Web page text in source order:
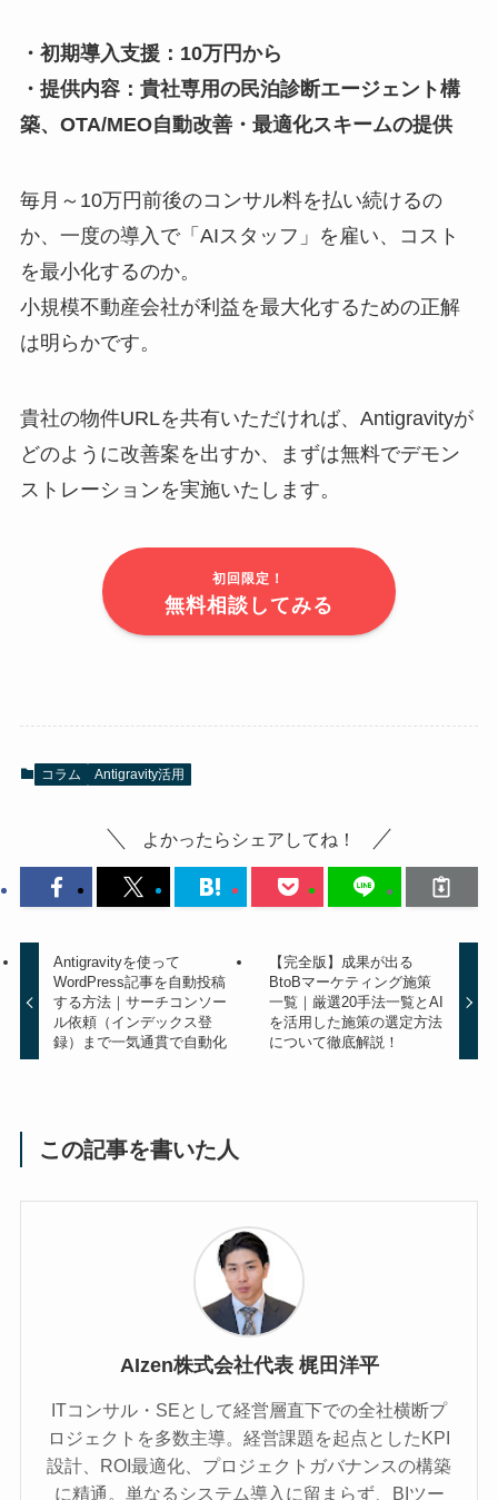
・初期導入支援：10万円から
・提供内容：貴社専用の民泊診断エージェント構
築、OTA/MEO自動改善・最適化スキームの提供
毎月～10万円前後のコンサル料を払い続けるの
か、一度の導入で「AIスタッフ」を雇い、コスト
を最小化するのか。
小規模不動産会社が利益を最大化するための正解
は明らかです。
貴社の物件URLを共有いただければ、Antigravityが
どのように改善案を出すか、まずは無料でデモン
ストレーションを実施いたします。
初回限定！
無料相談してみる
コラム Antigravity活用
よかったらシェアしてね！
Antigravityを使って
WordPress記事を自動投稿
する方法｜サーチコンソー
ル依頼（インデックス登
録）まで一気通貫で自動化
【完全版】成果が出る
BtoBマーケティング施策
一覧｜厳選20手法一覧とAI
を活用した施策の選定方法
について徹底解説！
この記事を書いた人
AIzen株式会社代表 梶田洋平
ITコンサル・SEとして経営層直下での全社横断プ
ロジェクトを多数主導。経営課題を起点としたKPI
設計、ROI最適化、プロジェクトガバナンスの構築
に精通。単なるシステム導入に留まらず、BIツー